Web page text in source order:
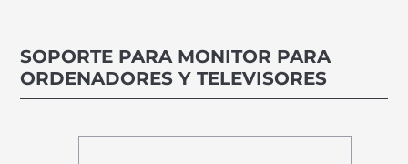
SOPORTE PARA MONITOR PARA
ORDENADORES Y TELEVISORES